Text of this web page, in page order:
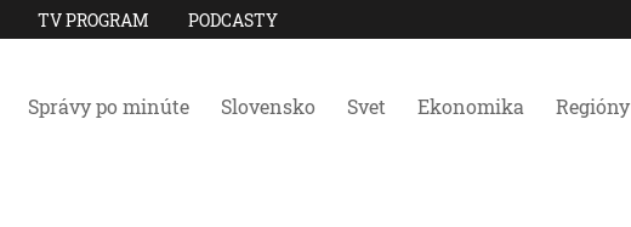
TV PROGRAM PODCASTY
Správy po minúte Slovensko Svet Ekonomika Regióny